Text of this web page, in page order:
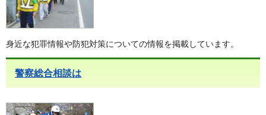
身近な犯罪情報や防犯対策についての情報を掲載しています。
警察総合相談は